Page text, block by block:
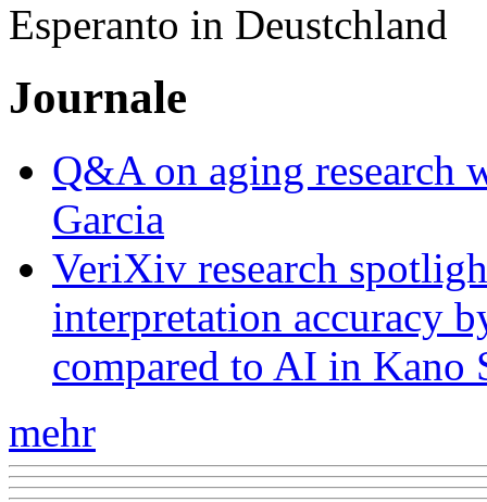
Esperanto in Deustchland
Journale
Q&A on aging research
Garcia
VeriXiv research
interpretation accuracy
compared to AI in Kano
mehr